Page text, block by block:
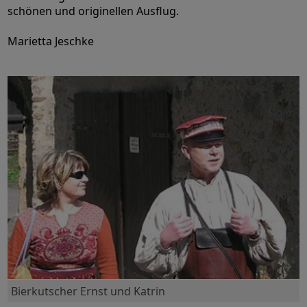
schönen und originellen Ausflug.
Marietta Jeschke
Bierkutscher Ernst und Katrin